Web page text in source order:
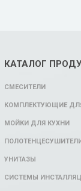
КАТАЛОГ
СМЕСИТЕЛИ
КОМПЛЕКТУЮЩИЕ
МОЙКИ ДЛЯ КУХНИ
УНИТАЗЫ
СИСТЕМЫ